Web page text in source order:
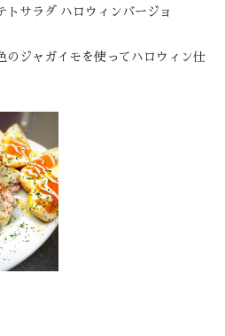
サラダ ハロウィンバージョ
のジャガイモを使ってハロウィン仕